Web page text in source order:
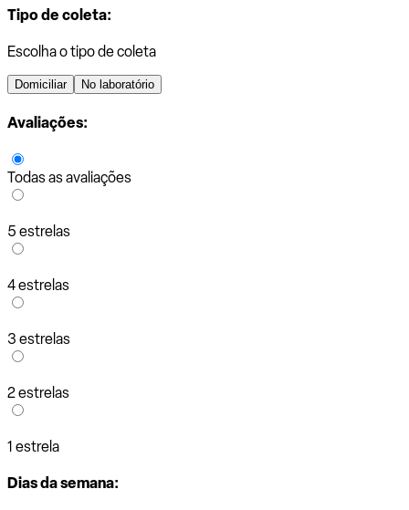
Tipo de coleta:
Escolha o tipo de coleta
Domiciliar No laboratório
Avaliações:
Todas as avaliações
5 estrelas
4 estrelas
3 estrelas
2 estrelas
1 estrela
Dias da semana: